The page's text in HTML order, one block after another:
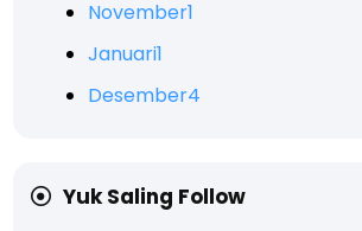
November1
Januari1
Desember4
Yuk Saling Follow